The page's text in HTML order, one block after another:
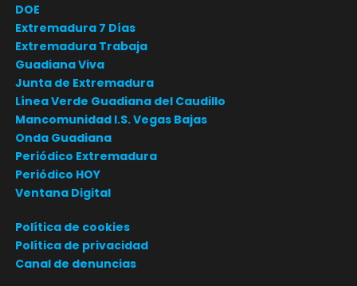
DOE
Extremadura 7 Días
Extremadura Trabaja
Guadiana Viva
Junta de Extremadura
Línea Verde Guadiana del Caudillo
Mancomunidad I.S. Vegas Bajas
Onda Guadiana
Periódico Extremadura
Periódico HOY
Ventana Digital
Política de cookies
Política de privacidad
Canal de denuncias